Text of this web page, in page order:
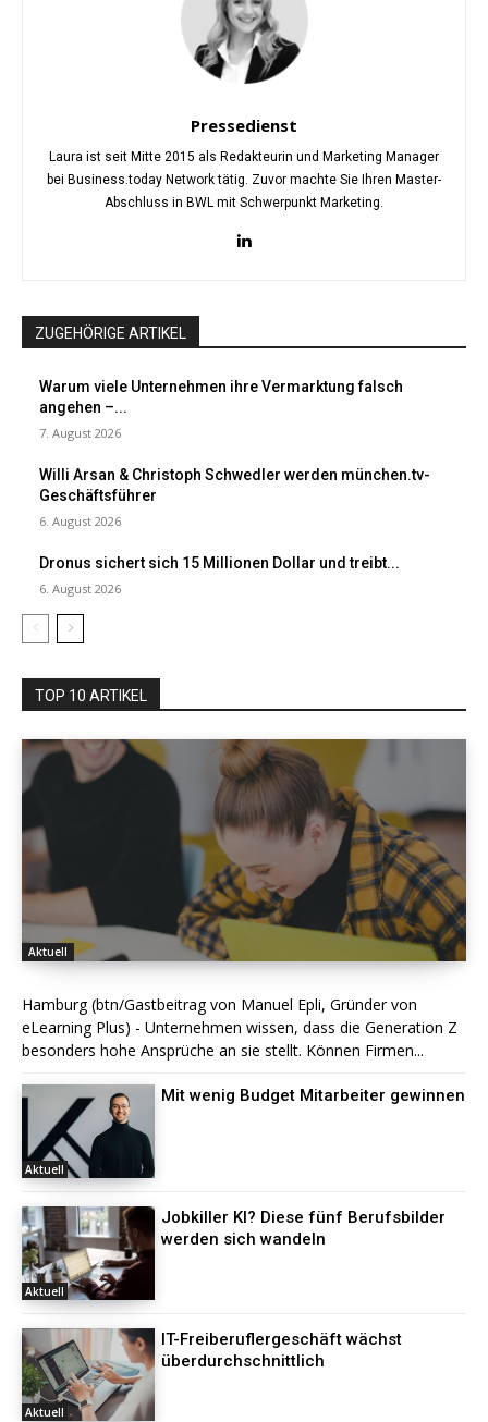
Pressedienst
Laura ist seit Mitte 2015 als Redakteurin und Marketing Manager
bei Business.today Network tätig. Zuvor machte Sie Ihren Master-
Abschluss in BWL mit Schwerpunkt Marketing.
ZUGEHÖRIGE ARTIKEL
Warum viele Unternehmen ihre Vermarktung falsch
angehen –...
7. August 2026
Willi Arsan & Christoph Schwedler werden münchen.tv-
Geschäftsführer
6. August 2026
Dronus sichert sich 15 Millionen Dollar und treibt...
6. August 2026
TOP 10 ARTIKEL
Aktuell
Hamburg (btn/Gastbeitrag von Manuel Epli, Gründer von
eLearning Plus) - Unternehmen wissen, dass die Generation Z
besonders hohe Ansprüche an sie stellt. Können Firmen...
Aktuell
Mit wenig Budget Mitarbeiter gewinnen
Aktuell
Jobkiller KI? Diese fünf Berufsbilder
werden sich wandeln
Aktuell
IT-Freiberuflergeschäft wächst
überdurchschnittlich